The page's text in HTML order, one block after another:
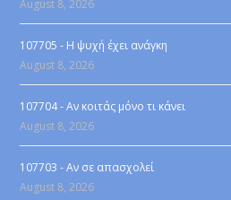
August 8, 2026
107705 - Η ψυχή έχει ανάγκη
August 8, 2026
107704 - Αν κοιτάς μόνο τι κάνει
August 8, 2026
107703 - Αν σε απασχολεί
August 8, 2026